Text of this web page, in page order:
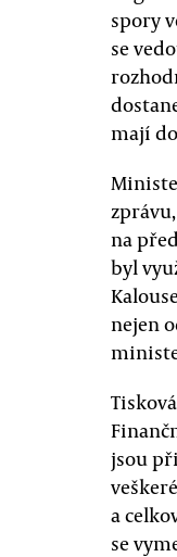
spory
se
mají
na
byl
nejen
jsou
a
se